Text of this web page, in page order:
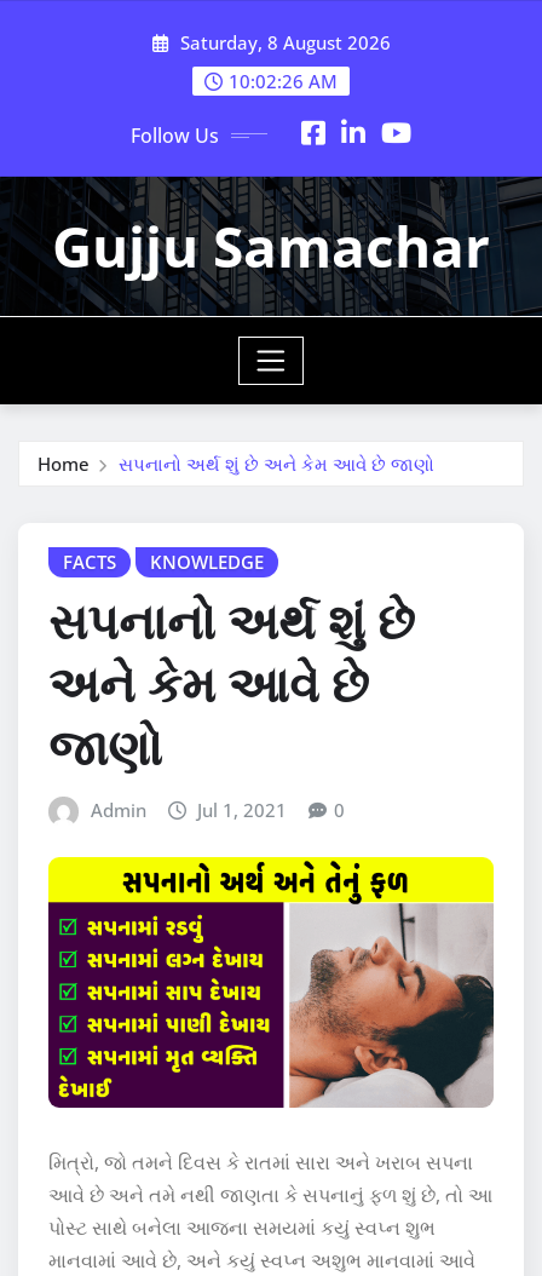
Saturday, 8 August 2026
10:02:27 AM
Follow Us
Gujju Samachar
Home સપનાનો અર્થ શું છે અને કેમ આવે છે જાણો
FACTS KNOWLEDGE
સપનાનો અર્થ શું છે
અને કેમ આવે છે
જાણો
Admin Jul 1, 2021 0
મિત્રો, જો તમને દિવસ કે રાતમાં સારા અને ખરાબ સપના
આવે છે અને તમે નથી જાણતા કે સપનાનું ફળ શું છે, તો આ
પોસ્ટ સાથે બનેલા આજના સમયમાં કયું સ્વપ્ન શુભ
માનવામાં આવે છે, અને કયું સ્વપ્ન અશુભ માનવામાં આવે